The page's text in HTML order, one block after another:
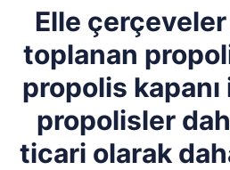
Elle
toplanan
propolis
propolisler
ticari olarak